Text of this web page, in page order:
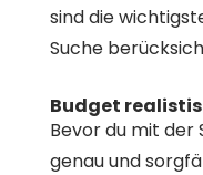
sind die
Suche
Budget
Bevor du mit der
genau und